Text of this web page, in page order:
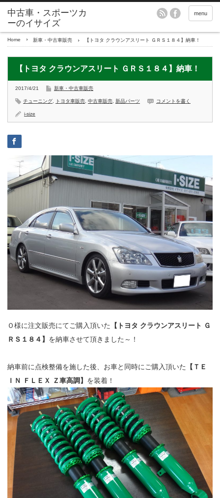
menu
Home 新車・中古車販売 【トヨタ クラウンアスリート ＧＲＳ１８４】納車！
【トヨタ クラウンアスリート ＧＲＳ１８４】納車！
2017/4/21 新車・中古車販売
チューニング トヨタ車販売 中古車販売 新品パーツ コメントを書く
i-size
Ｏ様に注文販売にてご購入頂いた
【トヨタ クラウンアスリート Ｇ
ＲＳ１８４】 を納車させて頂きました～！
納車前に点検整備を施した後、お車と同時にご購入頂いた
【ＴＥ
ＩＮ ＦＬＥＸ Ｚ車高調】 を装着！